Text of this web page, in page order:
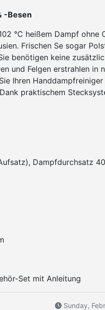
-Besen
°C heißem Dampf ohne
Frischen Se sogar
benötigen keine
und Felgen erstrahlen in
Ihren
praktischem
Dampfdurchsatz
Set mit Anleitung
Sunday,